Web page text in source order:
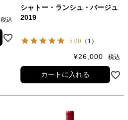
税込
シャトー・ランシュ・バージュ
2019
5.00 （1）
¥26,000 税込
カートに入れる